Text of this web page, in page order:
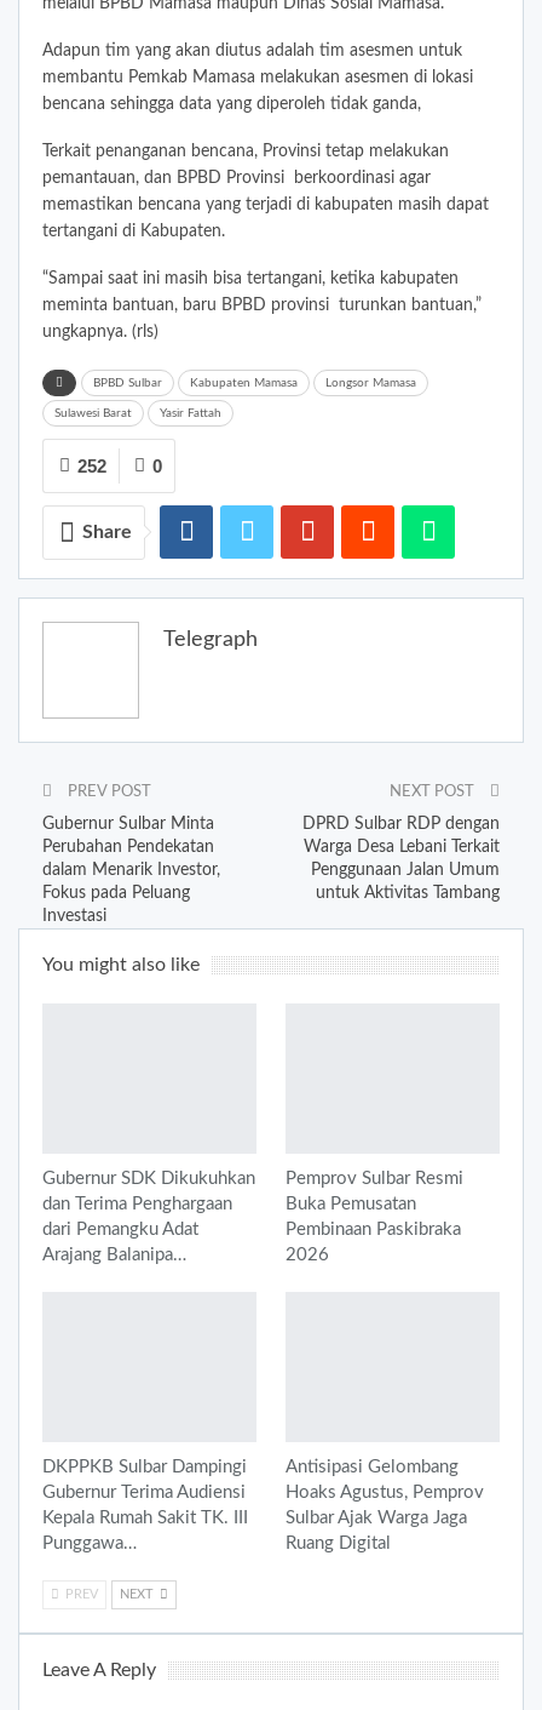
melalui BPBD Mamasa maupun Dinas Sosial Mamasa.
Adapun tim yang akan diutus adalah tim asesmen untuk
membantu Pemkab Mamasa melakukan asesmen di lokasi
bencana sehingga data yang diperoleh tidak ganda,
Terkait penanganan bencana, Provinsi tetap melakukan
pemantauan, dan BPBD Provinsi berkoordinasi agar
memastikan bencana yang terjadi di kabupaten masih dapat
tertangani di Kabupaten.
“Sampai saat ini masih bisa tertangani, ketika kabupaten
meminta bantuan, baru BPBD provinsi turunkan bantuan,”
ungkapnya. (rls)
BPBD Sulbar Kabupaten Mamasa Longsor Mamasa
Sulawesi Barat Yasir Fattah
0
252
Share
Telegraph
PREV POST
Gubernur Sulbar Minta
Perubahan Pendekatan
dalam Menarik Investor,
Fokus pada Peluang
Investasi
NEXT POST
DPRD Sulbar RDP dengan
Warga Desa Lebani Terkait
Penggunaan Jalan Umum
untuk Aktivitas Tambang
You might also like
Gubernur SDK Dikukuhkan
dan Terima Penghargaan
dari Pemangku Adat
Arajang Balanipa…
Pemprov Sulbar Resmi
Buka Pemusatan
Pembinaan Paskibraka
2026
DKPPKB Sulbar Dampingi
Gubernur Terima Audiensi
Kepala Rumah Sakit TK. III
Punggawa…
Antisipasi Gelombang
Hoaks Agustus, Pemprov
Sulbar Ajak Warga Jaga
Ruang Digital
PREV NEXT
Leave A Reply